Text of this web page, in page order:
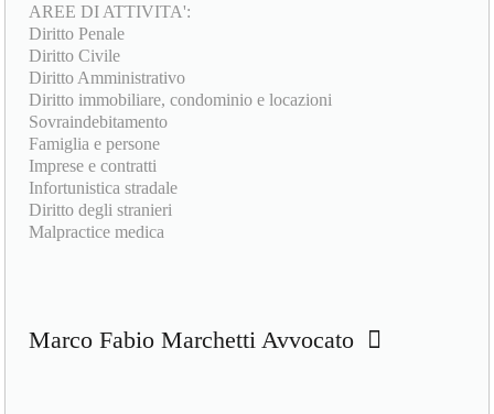
AREE DI ATTIVITA':
Diritto Penale
Diritto Civile
Diritto Amministrativo
Diritto immobiliare, condominio e locazioni
Sovraindebitamento
Famiglia e persone
Imprese e contratti
Infortunistica stradale
Diritto degli stranieri
Malpractice medica
Marco Fabio Marchetti Avvocato